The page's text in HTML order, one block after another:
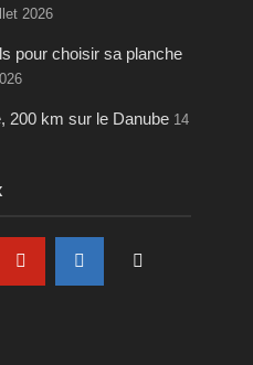
2026
pour choisir sa planche
200 km sur le Danube 14